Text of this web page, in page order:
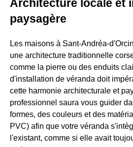
Architecture locale et
paysagère
Les maisons à Sant-Andréa-
une architecture traditionnelle
comme la pierre ou des enduits
d'installation de véranda doit
cette harmonie architecturale et
professionnel saura vous guider
formes, des couleurs et des
PVC) afin que votre véranda
l'existant, comme si elle avait